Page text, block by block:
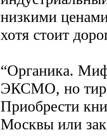
низкими
хотя стоит
“Органика.
ЭКСМО, но
Приобрести
Москвы или